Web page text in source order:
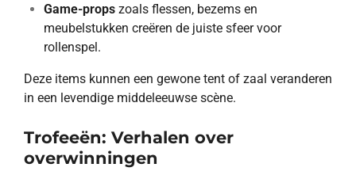
Game-propszoals flessen, bezems en
meubelstukken creëren de juiste sfeer voor
rollenspel.
Deze items kunnen een gewone tent of zaal veranderen
in een levendige middeleeuwse scène.
Trofeeën: Verhalen over
overwinningen